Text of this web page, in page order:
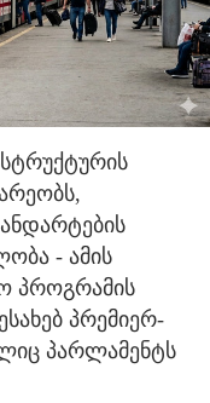
- ამის
პროგრამის
პრემიერ-
პარლამენტს